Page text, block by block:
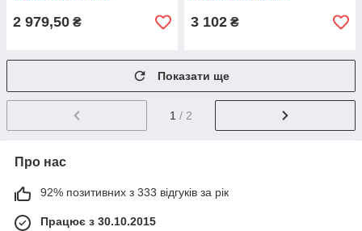
2 979,50 ₴ 3 102 ₴
Показати ще
1 / 2
Про нас
92% позитивних з 333 відгуків за рік
Працює з 30.10.2015